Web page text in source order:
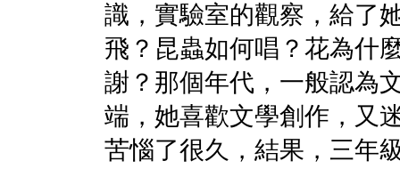
識，實驗室的觀察，給了
飛？昆蟲如何唱？花為什
謝？那個年代，一般認為
端，她喜歡文學創作，又
苦惱了很久，結果，三年